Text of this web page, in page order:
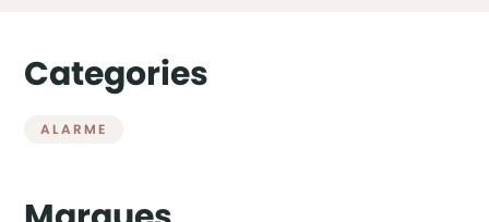
Categories
ALARME